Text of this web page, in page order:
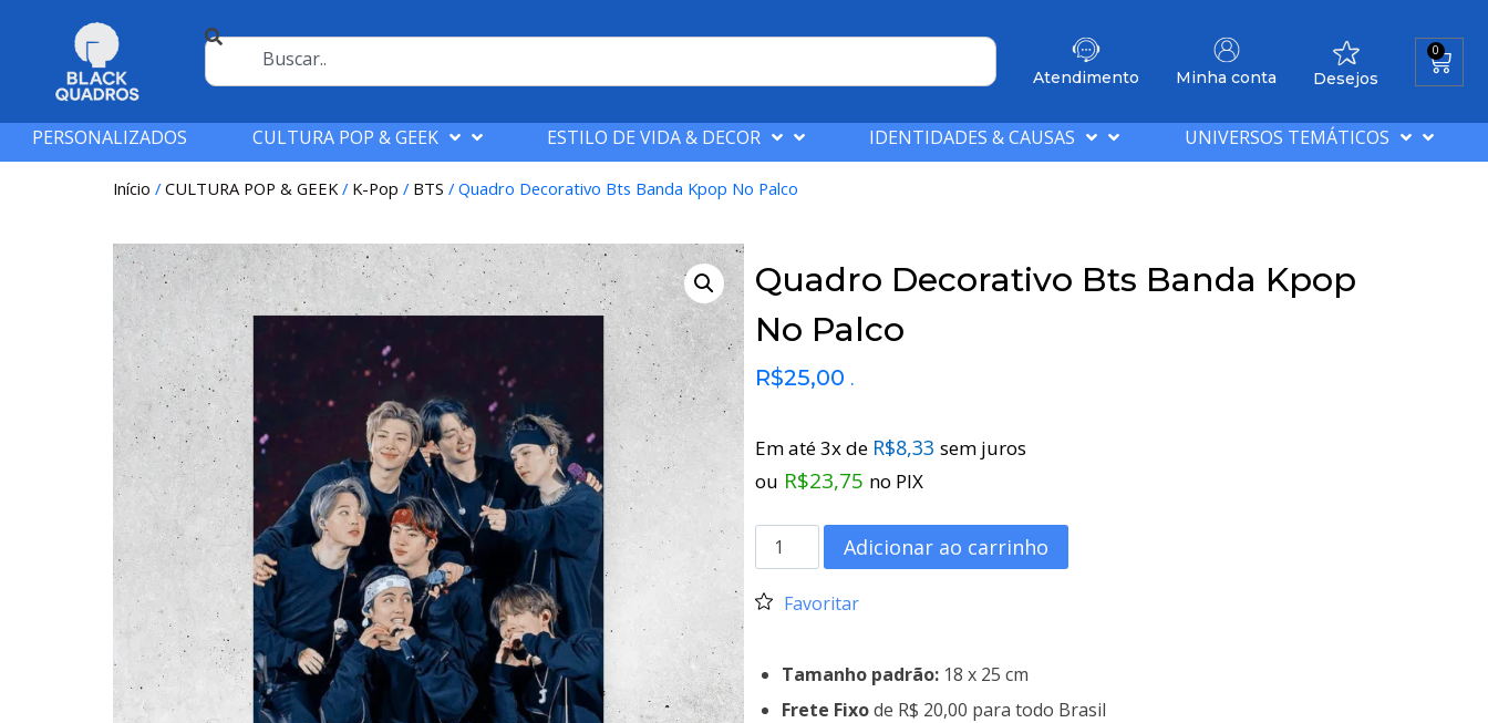
Atendimento Minha conta Desejos
0
PERSONALIZADOS CULTURA POP & GEEK ESTILO DE VIDA & DECOR IDENTIDADES & CAUSAS UNIVERSOS TEMÁTICOS
Início / CULTURA POP & GEEK/ K-Pop / BTS / Quadro Decorativo Bts Banda Kpop No Palco
Quadro Decorativo Bts Banda Kpop
No Palco
R$25,00 .
Em até 3x de R$8,33 sem juros
ou R$23,75 no PIX
Adicionar ao carrinho
Favoritar
Tamanho padrão: 18 x 25 cm
Frete Fixode R$ 20,00 para todo Brasil